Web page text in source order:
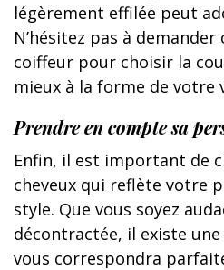
légèrement effilée peut
N’hésitez pas à
coiffeur pour choisir la
mieux à la forme de votre
Prendre en compte sa
Enfin, il est important de
cheveux qui reflète votre
style. Que vous soyez
décontractée, il existe
vous correspondra